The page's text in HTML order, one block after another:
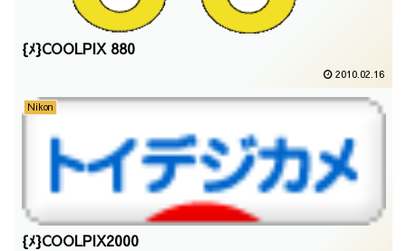
{ﾒ}COOLPIX 880
2010.02.16
Nikon
{ﾒ}COOLPIX2000